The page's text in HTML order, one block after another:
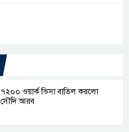
৭২০০ ওয়ার্ক ভিসা বাতিল করলো
সৌদি আরব